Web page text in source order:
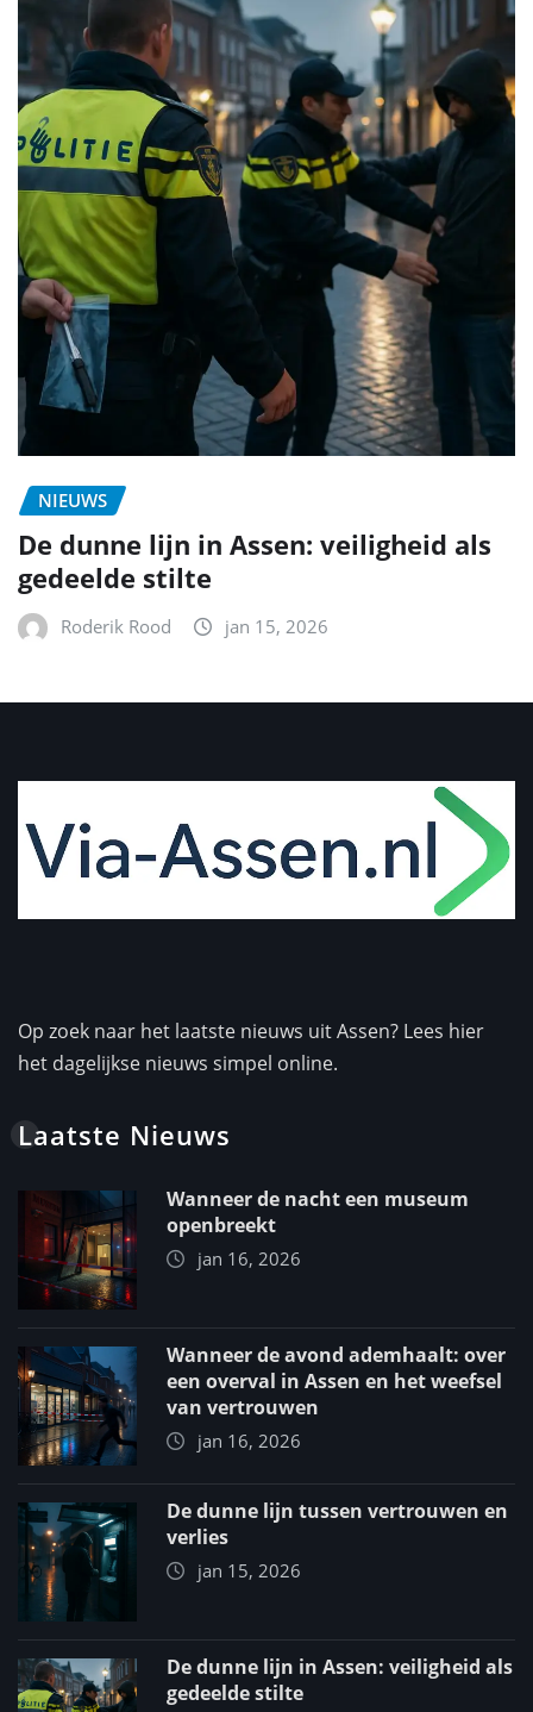
NIEUWS
De dunne lijn in Assen: veiligheid als
gedeelde stilte
Roderik Rood jan 15, 2026
Op zoek naar het laatste nieuws uit Assen? Lees hier
het dagelijkse nieuws simpel online.
Laatste Nieuws
Wanneer de nacht een museum
openbreekt
jan 16, 2026
Wanneer de avond ademhaalt: over
een overval in Assen en het weefsel
van vertrouwen
jan 16, 2026
De dunne lijn tussen vertrouwen en
verlies
jan 15, 2026
De dunne lijn in Assen: veiligheid als
gedeelde stilte